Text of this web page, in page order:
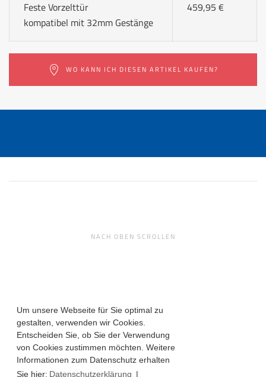
Um unsere Webseite für Sie optimal zu
gestalten, verwenden wir Cookies.
Entscheiden Sie, ob Sie der Verwendung
von Cookies zustimmen möchten. Weitere
Informationen zum Datenschutz erhalten
Sie hier: Datenschutzerklärung |
Feste Vorzelttür
kompatibel mit 32mm Gestänge
459,95 €
WO KANN ICH DIESEN ARTIKEL KAUFEN?
NACH OBEN SCROLLEN